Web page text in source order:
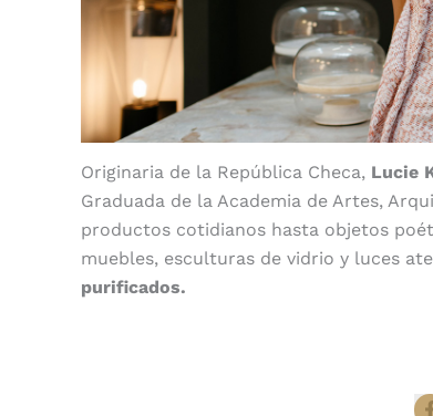
Originaria de la República Checa, Lucie
Graduada de la Academia de Artes,
productos cotidianos hasta objetos
muebles, esculturas de vidrio y luces
purificados.